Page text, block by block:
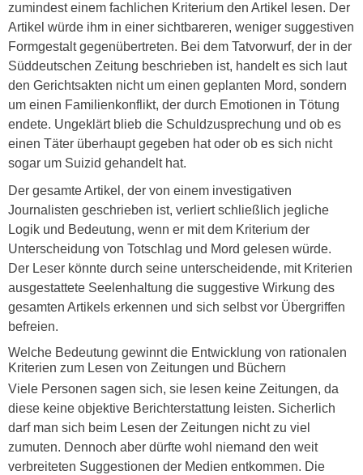
zumindest einem fachlichen Kriterium den Artikel lesen. Der
Artikel würde ihm in einer sichtbareren, weniger suggestiven
Formgestalt gegenübertreten. Bei dem Tatvorwurf, der in der
Süddeutschen Zeitung beschrieben ist, handelt es sich laut
den Gerichtsakten nicht um einen geplanten Mord, sondern
um einen Familienkonflikt, der durch Emotionen in Tötung
endete. Ungeklärt blieb die Schuldzusprechung und ob es
einen Täter überhaupt gegeben hat oder ob es sich nicht
sogar um Suizid gehandelt hat.
Der gesamte Artikel, der von einem investigativen
Journalisten geschrieben ist, verliert schließlich jegliche
Logik und Bedeutung, wenn er mit dem Kriterium der
Unterscheidung von Totschlag und Mord gelesen würde.
Der Leser könnte durch seine unterscheidende, mit Kriterien
ausgestattete Seelenhaltung die suggestive Wirkung des
gesamten Artikels erkennen und sich selbst vor Übergriffen
befreien.
Welche Bedeutung gewinnt die Entwicklung von rationalen
Kriterien zum Lesen von Zeitungen und Büchern
Viele Personen sagen sich, sie lesen keine Zeitungen, da
diese keine objektive Berichterstattung leisten. Sicherlich
darf man sich beim Lesen der Zeitungen nicht zu viel
zumuten. Dennoch aber dürfte wohl niemand den weit
verbreiteten Suggestionen der Medien entkommen. Die